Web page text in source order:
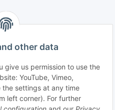
other data
give us permission to use the
YouTube, Vimeo,
the settings at any time
left corner). For further